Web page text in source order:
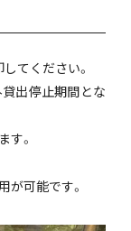
てください。
出停止期間とな
す。
が可能です。